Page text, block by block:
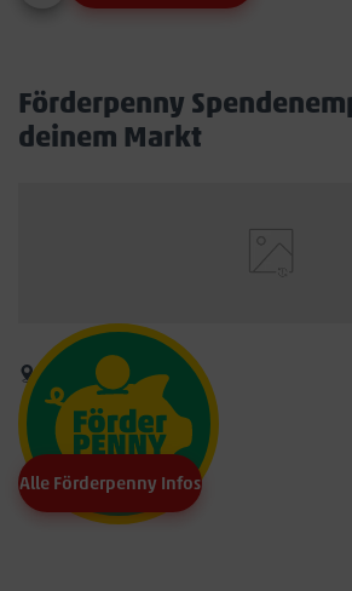
Förderpenny
deinem Markt
Alle Förderpenny Infos